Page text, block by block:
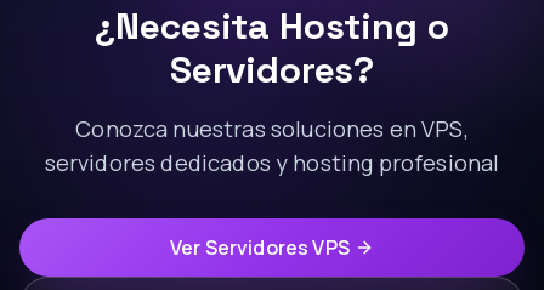
¿Necesita Hosting o
Servidores?
Conozca nuestras soluciones en VPS,
servidores dedicados y hosting profesional
Ver Servidores VPS